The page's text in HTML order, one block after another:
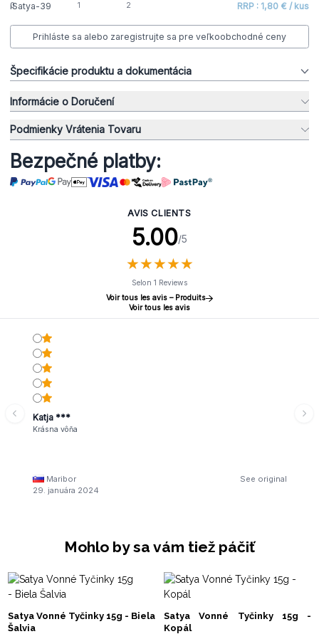
iSatya-39 RRP : 1,80 € / kus
Prihláste sa alebo zaregistrujte sa pre veľkoobchodné ceny
Špecifikácie produktu a dokumentácia
Informácie o Doručení
Podmienky Vrátenia Tovaru
Bezpečné platby:
AVIS CLIENTS
5.00/5
★★★★★
★★★★★
Selon 1 Reviews
Voir tous les avis – Produits
Voir tous les avis
Katja ***
Krásna vôňa
Maribor
See original
29. januára 2024
Mohlo by sa vám tiež páčiť
Satya Vonné Tyčinky 15g - Biela
Šalvia
Satya Vonné Tyčinky 15g -
Kopál